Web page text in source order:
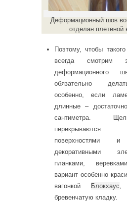
Деформационный шов
отделан плетеной
Поэтому, чтобы
всегда смотрим
обязательно
особенно, если
длинные –
сантиметра.
поверхностями и
декоративными
планками,
вариант особенно
вагонкой Блокхаус ,
бревенчатую кладку.